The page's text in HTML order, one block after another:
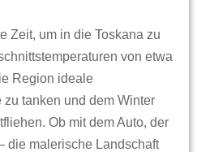
Zeit, um in die Toskana zu
von etwa
Region ideale
tanken und dem Winter
Ob mit dem Auto, der
die malerische Landschaft